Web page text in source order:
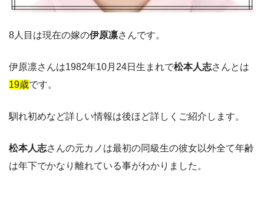
8人目は現在の嫁の伊原凛さんです。
伊原凛さんは1982年10月24日生まれで松本人志さんとは
19歳です。
馴れ初めなど詳しい情報は後ほど詳しくご紹介します。
松本人志さんの元カノは最初の同級生の彼女以外全て年齢
は年下でかなり離れている事がわかりました。